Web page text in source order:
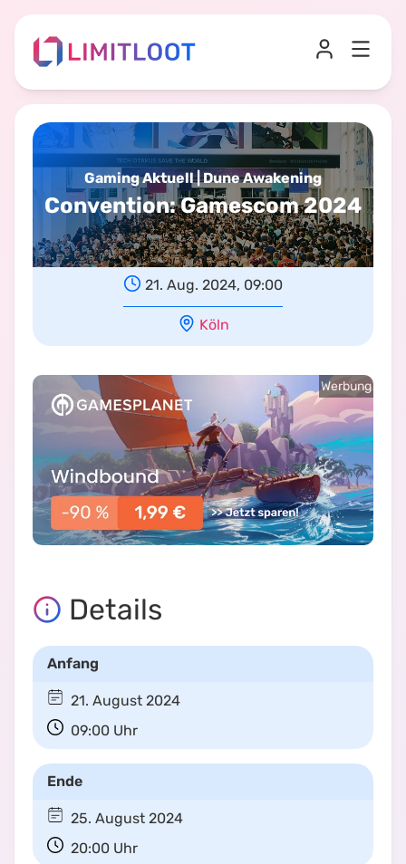
Gaming Aktuell | Dune Awakening
Convention:Gamescom 2024
21. Aug. 2024, 09:00
Köln
Werbung
Details
Anfang
21. August 2024
09:00 Uhr
Ende
25. August 2024
20:00 Uhr